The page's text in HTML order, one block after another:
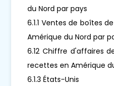
du Nord par pays
6.1.1 Ventes de boîtes
Amérique du Nord par
6.12 Chiffre d'affaires
recettes en Amérique
6.1.3 États-Unis